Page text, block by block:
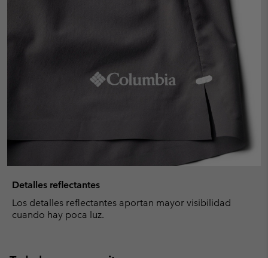
Detalles reflectantes
Los detalles reflectantes aportan mayor visibilidad
cuando hay poca luz.